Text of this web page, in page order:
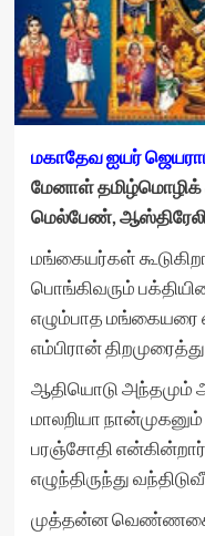
மகாதேவ ஐயர்
மேனாள் தமிழ்மொழிக்
மெல்பேண்,
மங்கையர்கள்
பொங்கிவரும்
எழும்பாத மங்கையரை
எம்பிரான்
ஆதியொடு
மாலறியா
பரஞ்சோதி
எழுந்திருந்து
முத்தன்ன